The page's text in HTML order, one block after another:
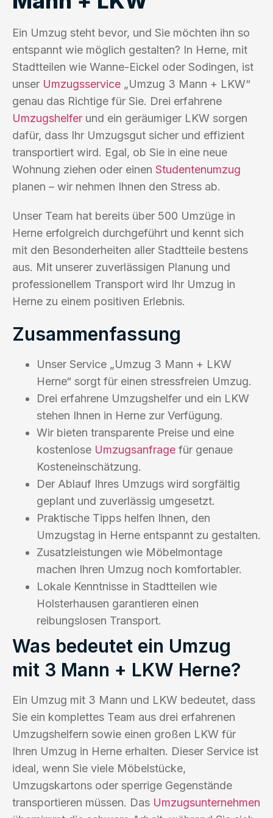
Ein Umzug steht bevor, und Sie möchten ihn so
entspannt wie möglich gestalten? In Herne, mit
Stadtteilen wie Wanne-Eickel oder Sodingen, ist
unser Umzugsservice „Umzug 3 Mann + LKW“
genau das Richtige für Sie. Drei erfahrene
Umzugshelfer und ein geräumiger LKW sorgen
dafür, dass Ihr Umzugsgut sicher und effizient
transportiert wird. Egal, ob Sie in eine neue
Wohnung ziehen oder einen Studentenumzug
planen – wir nehmen Ihnen den Stress ab.
Unser Team hat bereits über 500 Umzüge in
Herne erfolgreich durchgeführt und kennt sich
mit den Besonderheiten aller Stadtteile bestens
aus. Mit unserer zuverlässigen Planung und
professionellem Transport wird Ihr Umzug in
Herne zu einem positiven Erlebnis.
Zusammenfassung
Unser Service „Umzug 3 Mann + LKW
Herne“ sorgt für einen stressfreien Umzug.
Drei erfahrene Umzugshelfer und ein LKW
stehen Ihnen in Herne zur Verfügung.
Wir bieten transparente Preise und eine
kostenlose Umzugsanfrage für genaue
Kosteneinschätzung.
Der Ablauf Ihres Umzugs wird sorgfältig
geplant und zuverlässig umgesetzt.
Praktische Tipps helfen Ihnen, den
Umzugstag in Herne entspannt zu gestalten.
Zusatzleistungen wie Möbelmontage
machen Ihren Umzug noch komfortabler.
Lokale Kenntnisse in Stadtteilen wie
Holsterhausen garantieren einen
reibungslosen Transport.
Was bedeutet ein Umzug
mit 3 Mann + LKW Herne?
Ein Umzug mit 3 Mann und LKW bedeutet, dass
Sie ein komplettes Team aus drei erfahrenen
Umzugshelfern sowie einen großen LKW für
Ihren Umzug in Herne erhalten. Dieser Service ist
ideal, wenn Sie viele Möbelstücke,
Umzugskartons oder sperrige Gegenstände
transportieren müssen. Das Umzugsunternehmen